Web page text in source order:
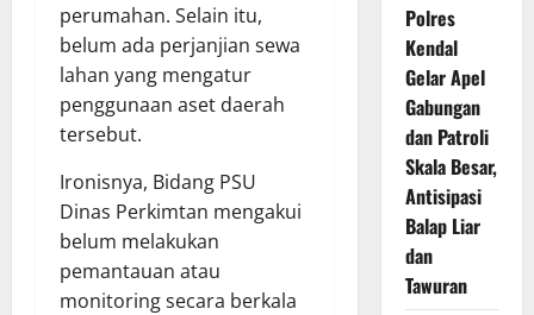
perumahan. Selain itu,
belum ada perjanjian sewa
lahan yang mengatur
penggunaan aset daerah
tersebut.
Ironisnya, Bidang PSU
Dinas Perkimtan mengakui
belum melakukan
pemantauan atau
monitoring secara berkala
Polres
Kendal
Gelar Apel
Gabungan
dan Patroli
Skala Besar,
Antisipasi
Balap Liar
dan
Tawuran